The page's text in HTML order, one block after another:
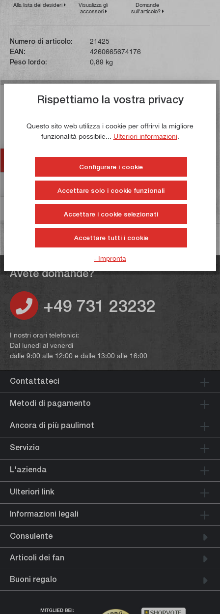
Alla lista dei desideri
Visualizza gli
accessori
Domande
sull'articolo?
Numero di articolo:
21425
EAN:
4260665674176
Peso lordo:
0,89 kg
Descrizione
posizione SDS 200 e SDS 200S e ha un campo di misura
di 320 mm. La…Di più
Avete domande?
+49 731 23232
I nostri orari telefonici:
Dal lunedì al venerdì
dalle 9:00 alle 12:00 e dalle 13:00 alle 16:00
Contattateci
Metodi di pagamento
Ancora di più paulimot
Servizio
L'azienda
Ulteriori link
Informazioni legali
Consulente
Articoli dei fan
Buoni regalo
Rispettiamo la vostra privacy
Questo sito web utilizza i cookie per offrirvi la migliore
funzionalità possibile... Ulteriori informazioni.
Configurare i cookie
Accettare solo i cookie funzionali
Accettare i cookie selezionati
Accettare tutti i cookie
- Impronta